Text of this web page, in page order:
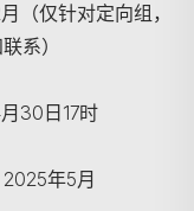
（仅针对定向组，
系）
30日17时
年5月